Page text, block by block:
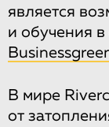
является
и обучения
В мире
от